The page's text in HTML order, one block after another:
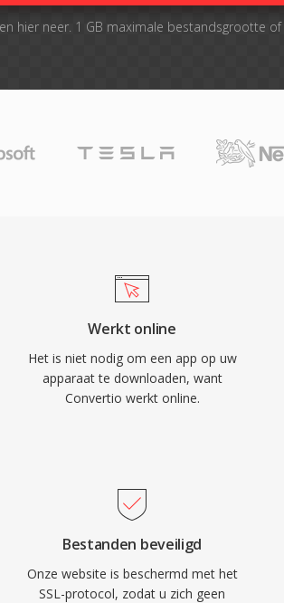
hier neer. 1 GB maximale bestandsgrootte of
Werkt online
Het is niet nodig om een app op uw
apparaat te downloaden, want
Convertio werkt online.
Bestanden beveiligd
Onze website is beschermd met het
SSL-protocol, zodat u zich geen